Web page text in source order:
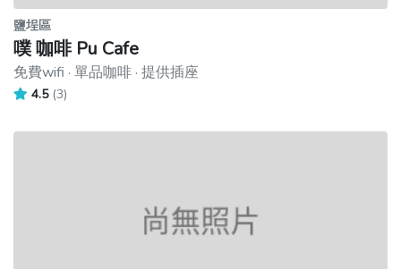
鹽埕區
噗 咖啡 Pu Cafe
免費wifi · 單品咖啡 · 提供插座
4.5 (3)